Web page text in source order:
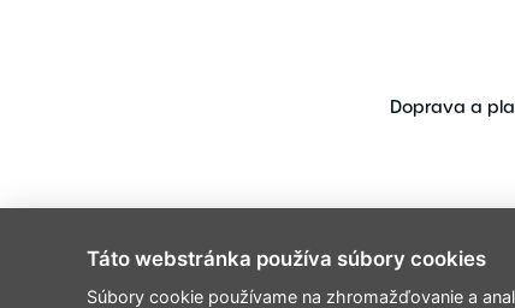
Doprava a
Táto webstránka používa súbory cookies
Súbory cookie používame na zhromažďovanie a